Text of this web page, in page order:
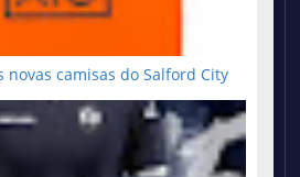
novas camisas do Salford City